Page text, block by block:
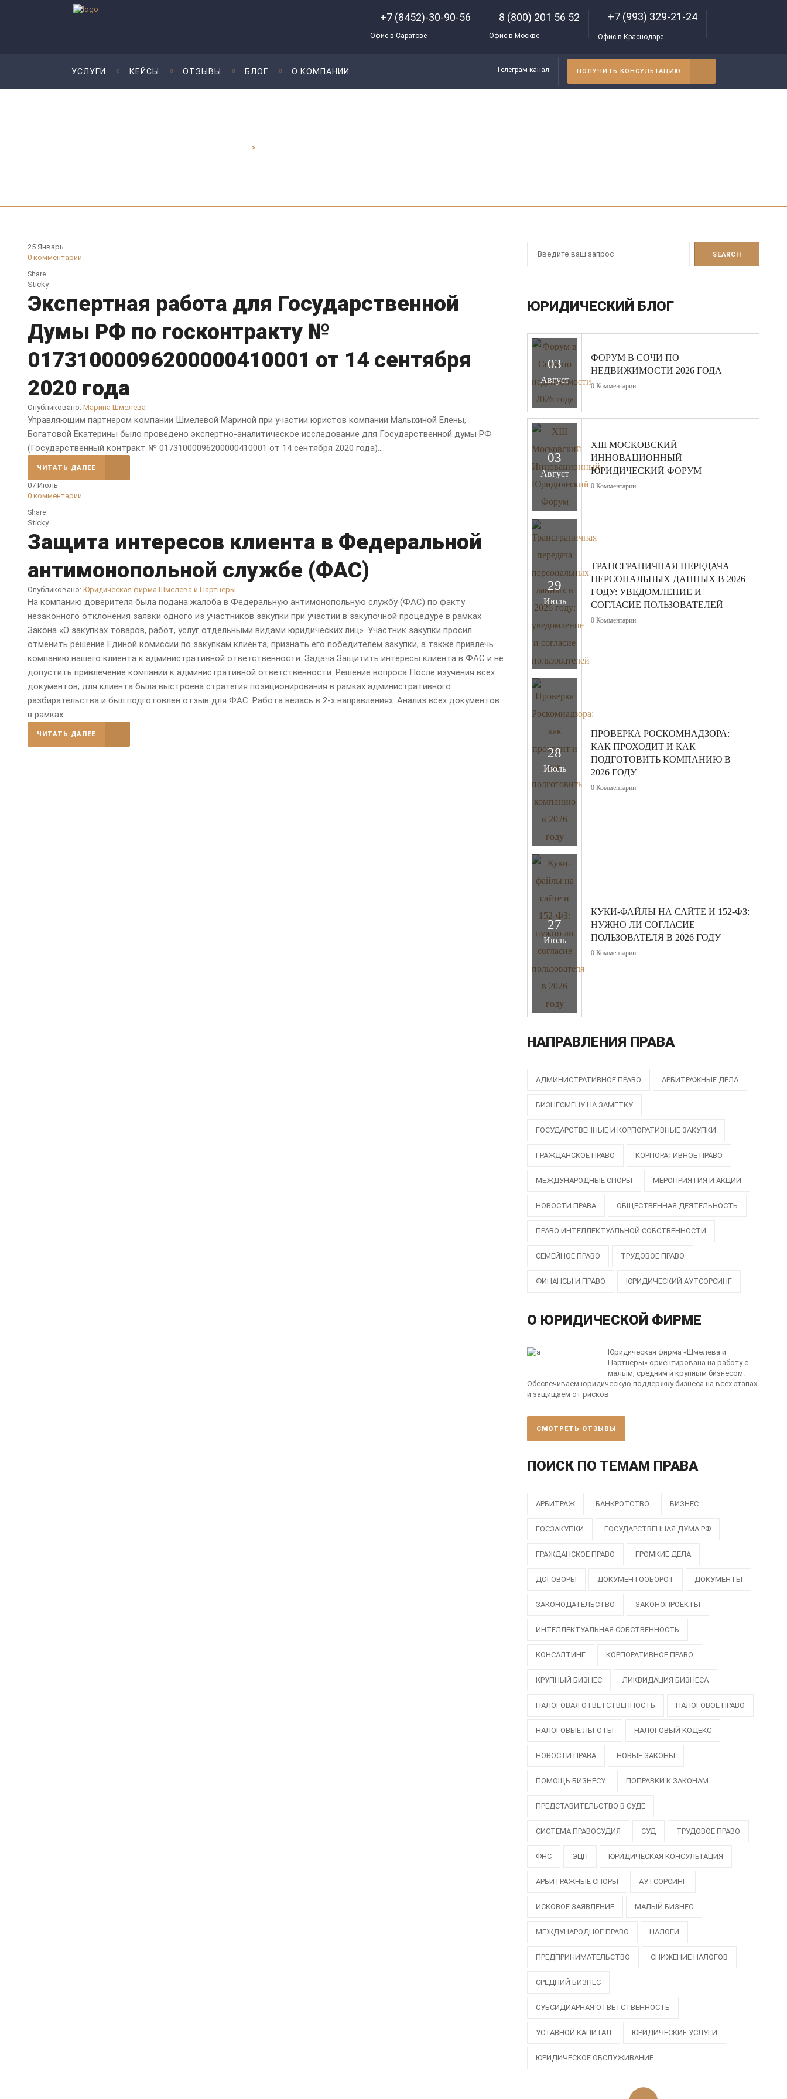
+7 (8452)-30-90-56
Офис в Саратове
8 (800) 201 56 52
Офис в Москве
+7 (993) 329-21-24
Офис в Краснодаре
УСЛУГИ КЕЙСЫ ОТЗЫВЫ БЛОГ О КОМПАНИИ Телеграм канал ПОЛУЧИТЬ КОНСУЛЬТАЦИЮ
>
25 Январь
0 комментарии
Share
Sticky
Экспертная работа для Государственной
Думы РФ по госконтракту №
01731000096200000410001 от 14 сентября
2020 года
Опубликовано:Марина Шмелева
Управляющим партнером компании Шмелевой Мариной при участии юристов компании Малыхиной Елены,
Богатовой Екатерины было проведено экспертно-аналитическое исследование для Государственной думы РФ
(Государственный контракт № 01731000096200000410001 от 14 сентября 2020 года)....
ЧИТАТЬ ДАЛЕЕ
07 Июль
0 комментарии
Share
Sticky
Защита интересов клиента в Федеральной
антимонопольной службе (ФАС)
Опубликовано:Юридическая фирма Шмелева и Партнеры
На компанию доверителя была подана жалоба в Федеральную антимонопольную службу (ФАС) по факту
незаконного отклонения заявки одного из участников закупки при участии в закупочной процедуре в рамках
Закона «О закупках товаров, работ, услуг отдельными видами юридических лиц». Участник закупки просил
отменить решение Единой комиссии по закупкам клиента, признать его победителем закупки, а также привлечь
компанию нашего клиента к административной ответственности. Задача Защитить интересы клиента в ФАС и не
допустить привлечение компании к административной ответственности. Решение вопроса После изучения всех
документов, для клиента была выстроена стратегия позиционирования в рамках административного
разбирательства и был подготовлен отзыв для ФАС. Работа велась в 2-х направлениях: Анализ всех документов
в рамках...
ЧИТАТЬ ДАЛЕЕ
ЮРИДИЧЕСКИЙ БЛОГ
03
Август
ФОРУМ В СОЧИ ПО
НЕДВИЖИМОСТИ 2026 ГОДА
0 Комментарии
03
Август
XIII МОСКОВСКИЙ
ИННОВАЦИОННЫЙ
ЮРИДИЧЕСКИЙ ФОРУМ
0 Комментарии
29
Июль
ТРАНСГРАНИЧНАЯ ПЕРЕДАЧА
ПЕРСОНАЛЬНЫХ ДАННЫХ В 2026
ГОДУ: УВЕДОМЛЕНИЕ И
СОГЛАСИЕ ПОЛЬЗОВАТЕЛЕЙ
0 Комментарии
28
Июль
ПРОВЕРКА РОСКОМНАДЗОРА:
КАК ПРОХОДИТ И КАК
ПОДГОТОВИТЬ КОМПАНИЮ В
2026 ГОДУ
0 Комментарии
27
Июль
КУКИ-ФАЙЛЫ НА САЙТЕ И 152-ФЗ:
НУЖНО ЛИ СОГЛАСИЕ
ПОЛЬЗОВАТЕЛЯ В 2026 ГОДУ
0 Комментарии
НАПРАВЛЕНИЯ ПРАВА
АДМИНИСТРАТИВНОЕ ПРАВО АРБИТРАЖНЫЕ ДЕЛА
БИЗНЕСМЕНУ НА ЗАМЕТКУ
ГОСУДАРСТВЕННЫЕ И КОРПОРАТИВНЫЕ ЗАКУПКИ
ГРАЖДАНСКОЕ ПРАВО КОРПОРАТИВНОЕ ПРАВО
МЕЖДУНАРОДНЫЕ СПОРЫ МЕРОПРИЯТИЯ И АКЦИИ
НОВОСТИ ПРАВА ОБЩЕСТВЕННАЯ ДЕЯТЕЛЬНОСТЬ
ПРАВО ИНТЕЛЛЕКТУАЛЬНОЙ СОБСТВЕННОСТИ
СЕМЕЙНОЕ ПРАВО ТРУДОВОЕ ПРАВО
ФИНАНСЫ И ПРАВО ЮРИДИЧЕСКИЙ АУТСОРСИНГ
О ЮРИДИЧЕСКОЙ ФИРМЕ
Юридическая фирма «Шмелева и
Партнеры» ориентирована на работу с
малым, средним и крупным бизнесом.
Обеспечиваем юридическую поддержку бизнеса на всех этапах
и защищаем от рисков
СМОТРЕТЬ ОТЗЫВЫ
ПОИСК ПО ТЕМАМ ПРАВА
АРБИТРАЖ БАНКРОТСТВО БИЗНЕС
ГОСЗАКУПКИ ГОСУДАРСТВЕННАЯ ДУМА РФ
ГРАЖДАНСКОЕ ПРАВО ГРОМКИЕ ДЕЛА
ДОГОВОРЫ ДОКУМЕНТООБОРОТ ДОКУМЕНТЫ
ЗАКОНОДАТЕЛЬСТВО ЗАКОНОПРОЕКТЫ
ИНТЕЛЛЕКТУАЛЬНАЯ СОБСТВЕННОСТЬ
КОНСАЛТИНГ КОРПОРАТИВНОЕ ПРАВО
КРУПНЫЙ БИЗНЕС ЛИКВИДАЦИЯ БИЗНЕСА
НАЛОГОВАЯ ОТВЕТСТВЕННОСТЬ НАЛОГОВОЕ ПРАВО
НАЛОГОВЫЕ ЛЬГОТЫ НАЛОГОВЫЙ КОДЕКС
НОВОСТИ ПРАВА НОВЫЕ ЗАКОНЫ
ПОМОЩЬ БИЗНЕСУ ПОПРАВКИ К ЗАКОНАМ
ПРЕДСТАВИТЕЛЬСТВО В СУДЕ
СИСТЕМА ПРАВОСУДИЯ СУД ТРУДОВОЕ ПРАВО
ФНС ЭЦП ЮРИДИЧЕСКАЯ КОНСУЛЬТАЦИЯ
АРБИТРАЖНЫЕ СПОРЫ АУТСОРСИНГ
ИСКОВОЕ ЗАЯВЛЕНИЕ МАЛЫЙ БИЗНЕС
МЕЖДУНАРОДНОЕ ПРАВО НАЛОГИ
ПРЕДПРИНИМАТЕЛЬСТВО СНИЖЕНИЕ НАЛОГОВ
СРЕДНИЙ БИЗНЕС
СУБСИДИАРНАЯ ОТВЕТСТВЕННОСТЬ
УСТАВНОЙ КАПИТАЛ ЮРИДИЧЕСКИЕ УСЛУГИ
ЮРИДИЧЕСКОЕ ОБСЛУЖИВАНИЕ